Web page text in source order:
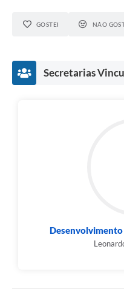
GOSTEI NÃO
Secretarias